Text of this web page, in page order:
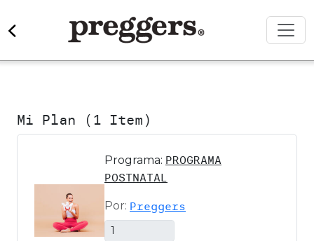
Mi Plan (1 Item)
Programa: PROGRAMA
POSTNATAL
Por: Preggers